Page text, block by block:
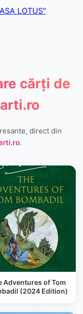
LOTUS"
cărți de
direct din
.
Adventures of Tom
(2024 Edition)